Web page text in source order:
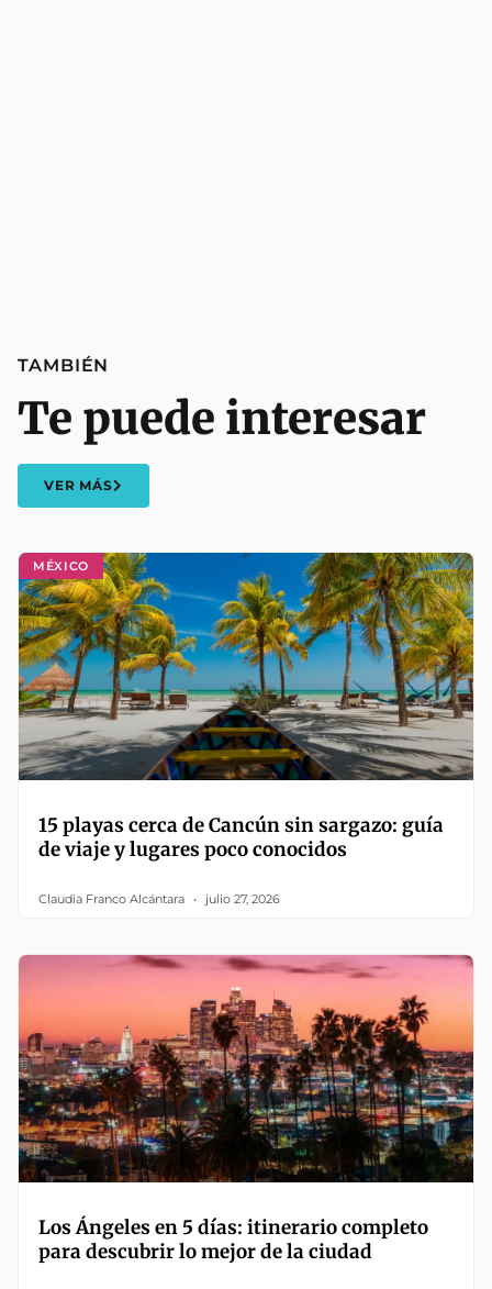
MÉXICO
15 playas cerca de Cancún sin sargazo: guía
de viaje y lugares poco conocidos
Claudia Franco Alcántara julio 27, 2026
Los Ángeles en 5 días: itinerario completo
para descubrir lo mejor de la ciudad
TAMBIÉN
Te puede interesar
VER MÁS